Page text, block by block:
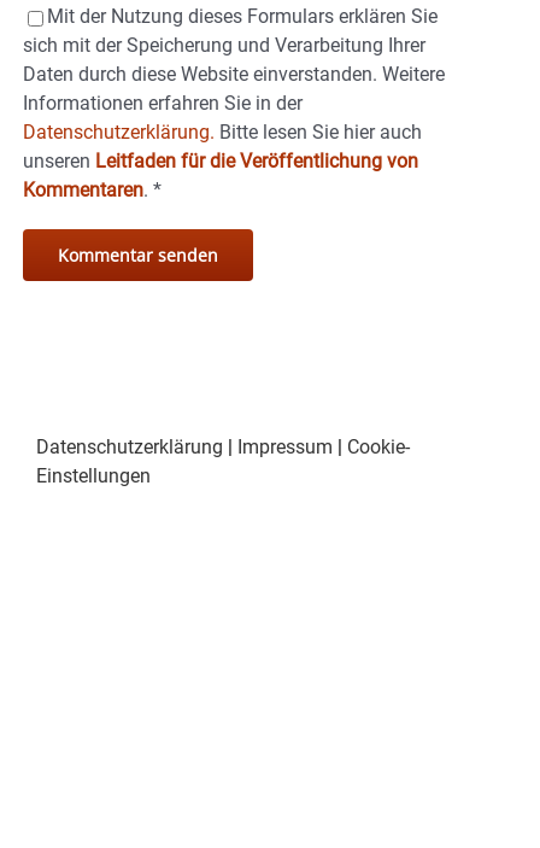
Mit der Nutzung dieses Formulars erklären Sie
sich mit der Speicherung und Verarbeitung Ihrer
Daten durch diese Website einverstanden. Weitere
Informationen erfahren Sie in der
Datenschutzerklärung. Bitte lesen Sie hier auch
unseren Leitfaden für die Veröffentlichung von
Kommentaren. *
Datenschutzerklärung Impressum
Cookie-
Einstellungen